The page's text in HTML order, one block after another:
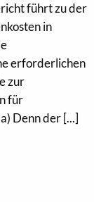
führt zu der
in
erforderlichen
zur
für
Denn der [...]